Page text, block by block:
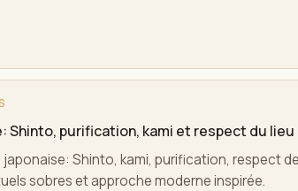
Shinto, purification, kami et respect du lieu
Shinto, kami, purification, respect
sobres et approche moderne inspirée.